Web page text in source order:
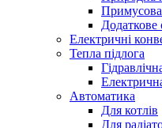
Примусова
Додаткове
Електричні
Тепла підлога
Автоматика
Для котлів
Для